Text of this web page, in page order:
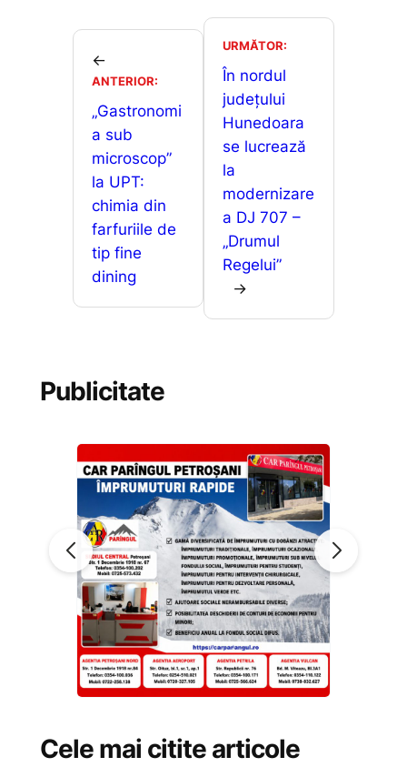
o
o
s
A
p
p
s
e
n
g
er
ta
a
z
←
ANTERIOR:
„Gastronomi
a sub
microscop”
la UPT:
chimia din
farfuriile de
tip fine
dining
URMĂTOR:
În nordul
județului
Hunedoara
se lucrează
la
modernizare
a DJ 707 –
„Drumul
Regelui”
→
Publicitate
Cele mai citite articole